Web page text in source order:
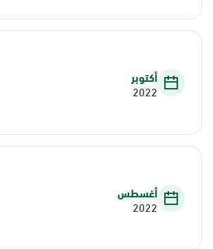
أكتوبر
2022
أغسطس
2022